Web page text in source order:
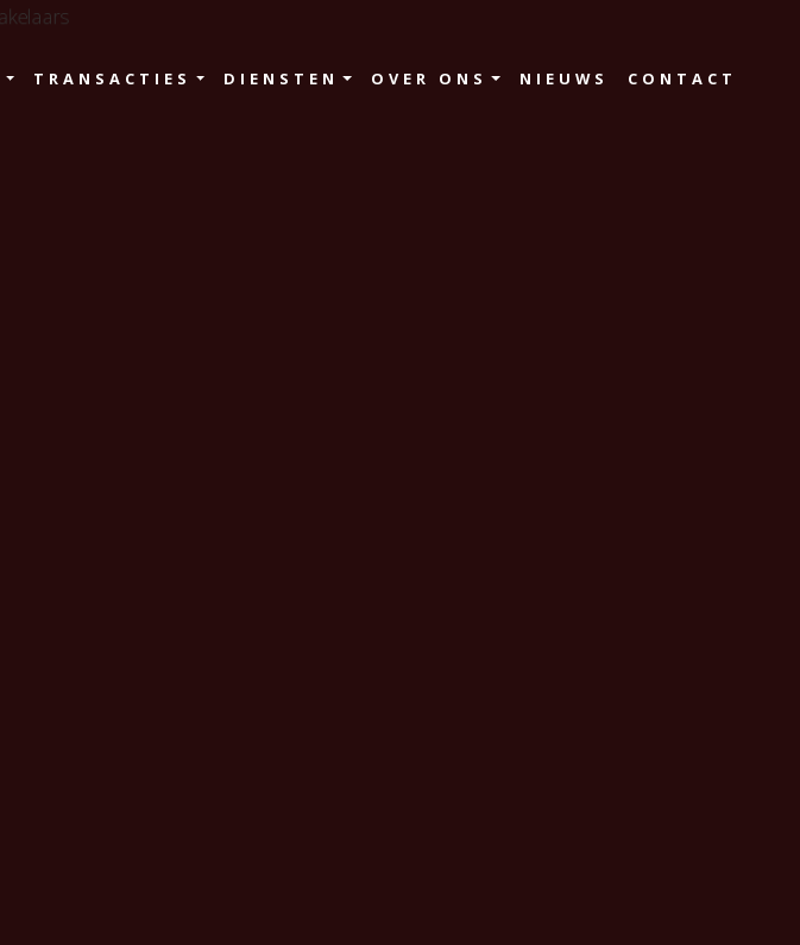
TRANSACTIES DIENSTEN OVER ONS NIEUWS CONTACT